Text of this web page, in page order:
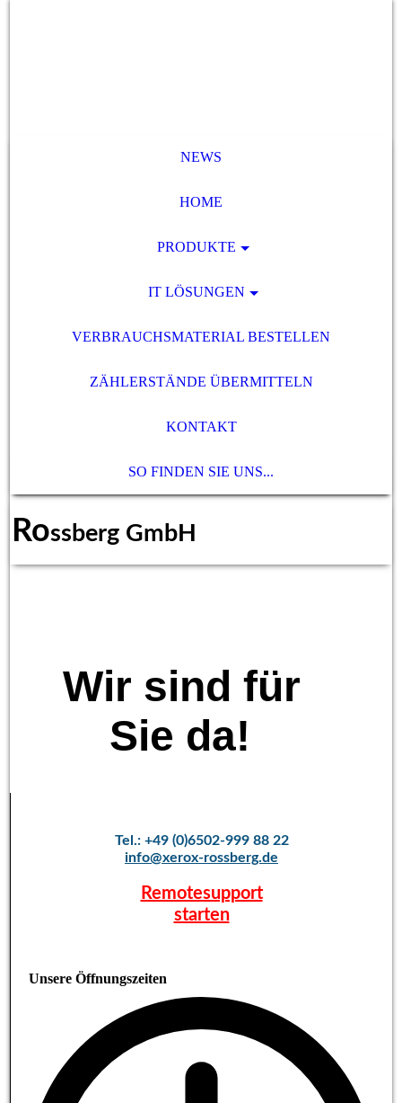
NEWS
HOME
PRODUKTE
IT LÖSUNGEN
VERBRAUCHSMATERIAL BESTELLEN
ZÄHLERSTÄNDE ÜBERMITTELN
KONTAKT
SO FINDEN SIE UNS...
Rossberg GmbH
Wir sind für
Sie da!
Tel.: +49 (0)6502-999 88 22
info@xerox-rossberg.de
Remotesupport
starten
Unsere Öffnungszeiten